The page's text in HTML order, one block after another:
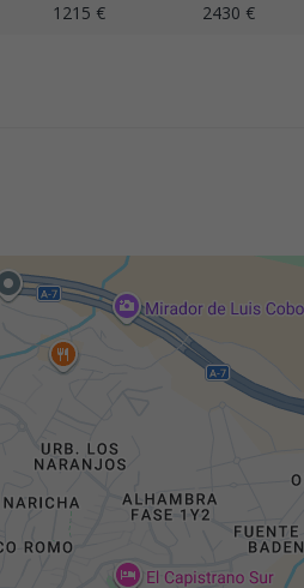
1215 € 2430 €